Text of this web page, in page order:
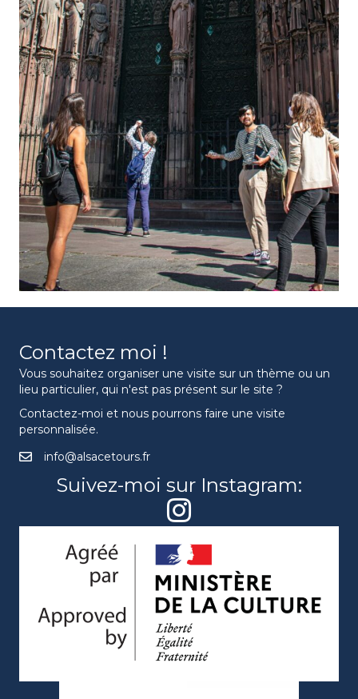
Contactez moi !
Vous souhaitez organiser une visite sur un thème ou un
lieu particulier, qui n'est pas présent sur le site ?
Contactez-moi et nous pourrons faire une visite
personnalisée.
info@alsacetours.fr
Suivez-moi sur Instagram: